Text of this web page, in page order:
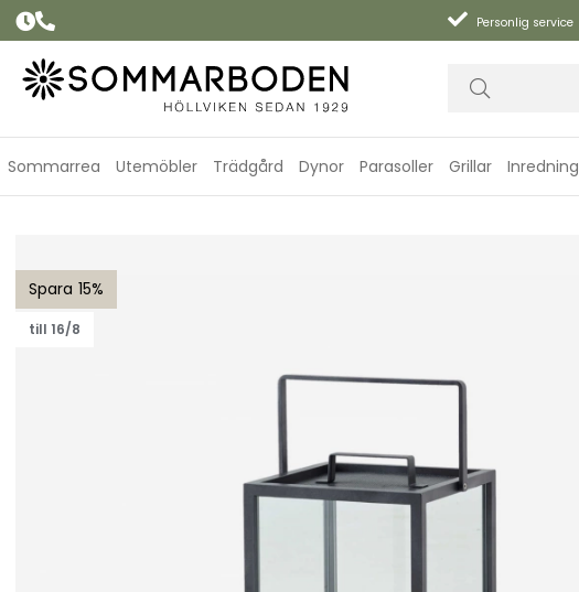
Personlig service
Sommarrea Utemöbler Trädgård Dynor Parasoller Grillar Inredning
15
till 16/8